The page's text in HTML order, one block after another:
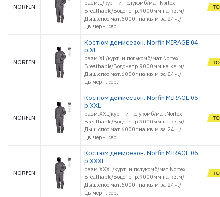
NORFIN
разм.L/курт. и полукомб/мат.Nortex
Breathable/Водонепр.9000мм на кв.м/
Дыш.спос.мат.6000г на кв.м за 24ч./
цв.черн.,сер.
NORFIN
Костюм демисезон. Norfin MIRAGE 04
р.XL
разм.XL/курт. и полукомб/мат.Nortex
Breathable/Водонепр.9000мм на кв.м/
Дыш.спос.мат.6000г на кв.м за 24ч./
цв.черн.,сер.
NORFIN
Костюм демисезон. Norfin MIRAGE 05
р.XXL
разм.XXL/курт. и полукомб/мат.Nortex
Breathable/Водонепр.9000мм на кв.м/
Дыш.спос.мат.6000г на кв.м за 24ч./
цв.черн.,сер.
NORFIN
Костюм демисезон. Norfin MIRAGE 06
р.XXXL
разм.XXXL/курт. и полукомб/мат.Nortex
Breathable/Водонепр.9000мм на кв.м/
Дыш.спос.мат.6000г на кв.м за 24ч./
цв.черн.,сер.